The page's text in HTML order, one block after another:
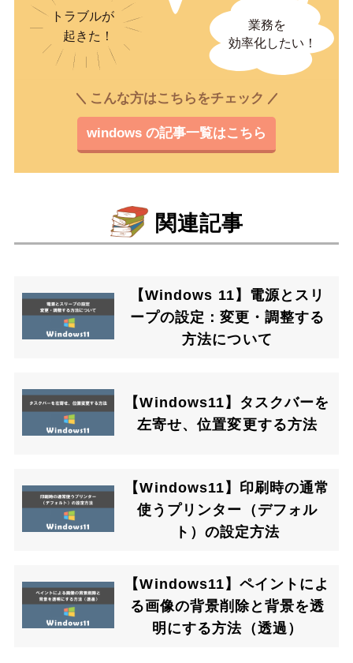
こんな方はこちらをチェック
windows の記事一覧はこちら
関連記事
【Windows 11】電源とスリ
ープの設定：変更・調整する
方法について
【Windows11】タスクバーを
左寄せ、位置変更する方法
【Windows11】印刷時の通常
使うプリンター（デフォル
ト）の設定方法
【Windows11】ペイントによ
る画像の背景削除と背景を透
明にする方法（透過）